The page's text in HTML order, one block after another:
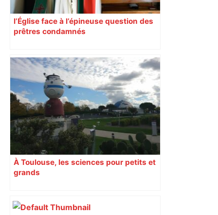
l’Église face à l’épineuse question des
prêtres condamnés
À Toulouse, les sciences pour petits et
grands